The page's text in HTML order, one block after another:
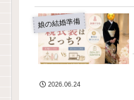
娘の結婚準備
2026.06.24